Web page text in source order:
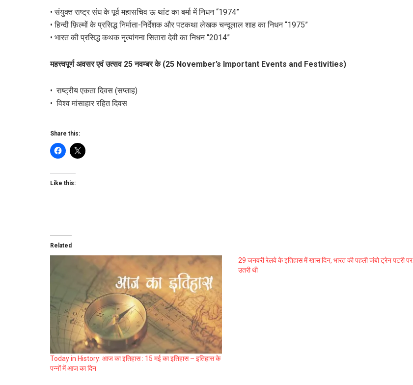
• संयुक्त राष्ट्र संघ के पूर्व महासचिव ऊ थांट का बर्मा में निधन “1974”
• हिन्दी फ़िल्मों के प्रसिद्ध निर्माता-निर्देशक और पटकथा लेखक चन्दूलाल शाह का निधन “1975”
• भारत की प्रसिद्ध कथक नृत्यांगना सितारा देवी का निधन “2014”
महत्त्वपूर्ण अवसर एवं उत्सव 25 नवम्बर के (25 November’s Important Events and Festivities)
• राष्ट्रीय एकता दिवस (सप्ताह)
• विश्व मांसाहार रहित दिवस
Share this:
Like this:
Related
Today in History: आज का इतिहास : 15 मई का इतिहास – इतिहास के
पन्नों में आज का दिन
29 जनवरी रेलवे के इतिहास में खास दिन, भारत की पहली जंबो ट्रेन पटरी पर
उतरी थी